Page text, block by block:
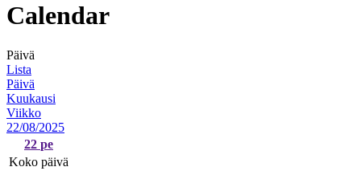
Calendar
Päivä
Lista
Päivä
Kuukausi
Viikko
22/08/2025
22 pe
Koko päivä